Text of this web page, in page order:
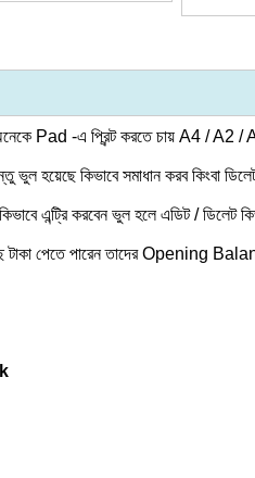
Pad -এ প্রিন্ট করতে চায় A4 / A2
ভুল হয়েছে কিভাবে সমাধান করব কিংবা
এন্ট্রি করবেন ভুল হলে এডিট / ডিলেট
টাকা পেতে পারেন তাদের